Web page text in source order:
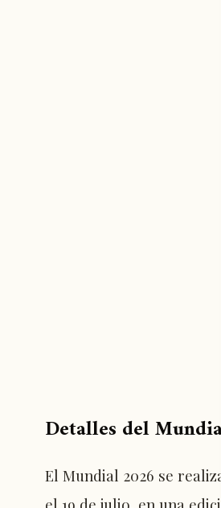
Detalles del
El Mundial 2026 se